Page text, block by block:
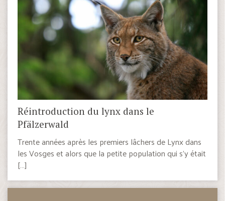
Réintroduction du lynx dans le
Pfälzerwald
Trente années après les premiers lâchers de Lynx dans
les Vosges et alors que la petite population qui s’y était
[…]